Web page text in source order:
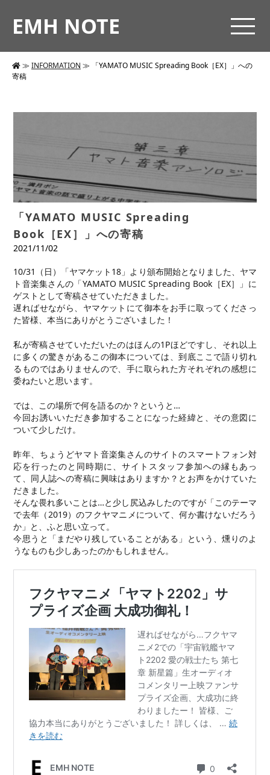
EMH NOTE
≫ INFORMATION ≫
「YAMATO MUSIC Spreading Book［EX］」への
寄稿
「YAMATO MUSIC Spreading
Book［EX］」への寄稿
2021/11/02
10/31（日）「ヤマケット18」より頒布開始となりました、ヤマ
ト音楽集さんの「YAMATO MUSIC Spreading Book［EX］」に
ゲストとして寄稿させていただきました。
遅ればせながら、ヤマケットにて御本をお手に取ってくださっ
た皆様、本当にありがとうございました！
私が寄稿させていただいたのはほんの1Pほどですし、それ以上
に多くの驚きがあるこの御本については、到底ここで語り切れ
るものではありませんので、手に取られた方それぞれの感想に
委ねたいと思います。
では、この場所で何を語るのか？というと…
今回お誘いいただき参加することになった経緯と、その意図に
ついて少しだけ。
昨年、ちょうどヤマト音楽集さんのサイトのスマートフォン対
応を行ったのと同時期に、サイトスタッフ参加への縁もあっ
て、同人誌への寄稿に興味はありますか？とお声をかけていた
だきました。
そんな畏れ多いことは…と少し尻込みしたのですが「このテーマ
で去年（2019）のフクヤマニメについて、何か書けないだろう
か」と、ふと思い立って。
今思うと「まだやり残していることがある」という、燻りのよ
うなものも少しあったのかもしれません。